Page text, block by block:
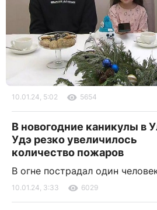
10.01.24, 5:02 5654
В новогодние каникулы в
Удэ резко увеличилось
количество пожаров
В огне пострадал один
10.01.24, 3:33 6029